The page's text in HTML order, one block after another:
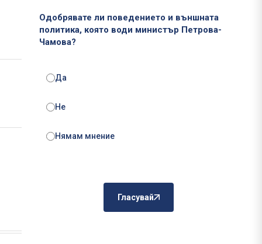
Одобрявате ли поведението и външната
политика, която води министър Петрова-
Чамова?
Да
Не
Нямам мнение
Гласувай